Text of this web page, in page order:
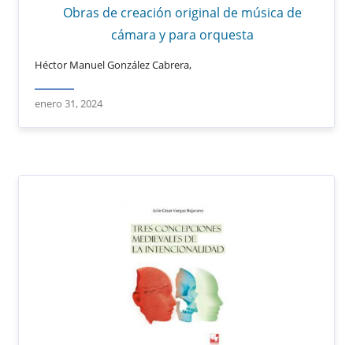
Obras de creación original de música de
cámara y para orquesta
Héctor Manuel González Cabrera,
enero 31, 2024